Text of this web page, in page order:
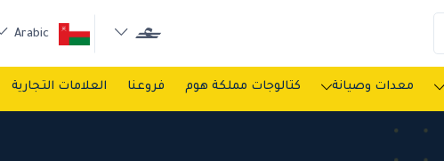
معدات وصيانة كتالوجات مملكة هوم فروعنا العلامات التجارية